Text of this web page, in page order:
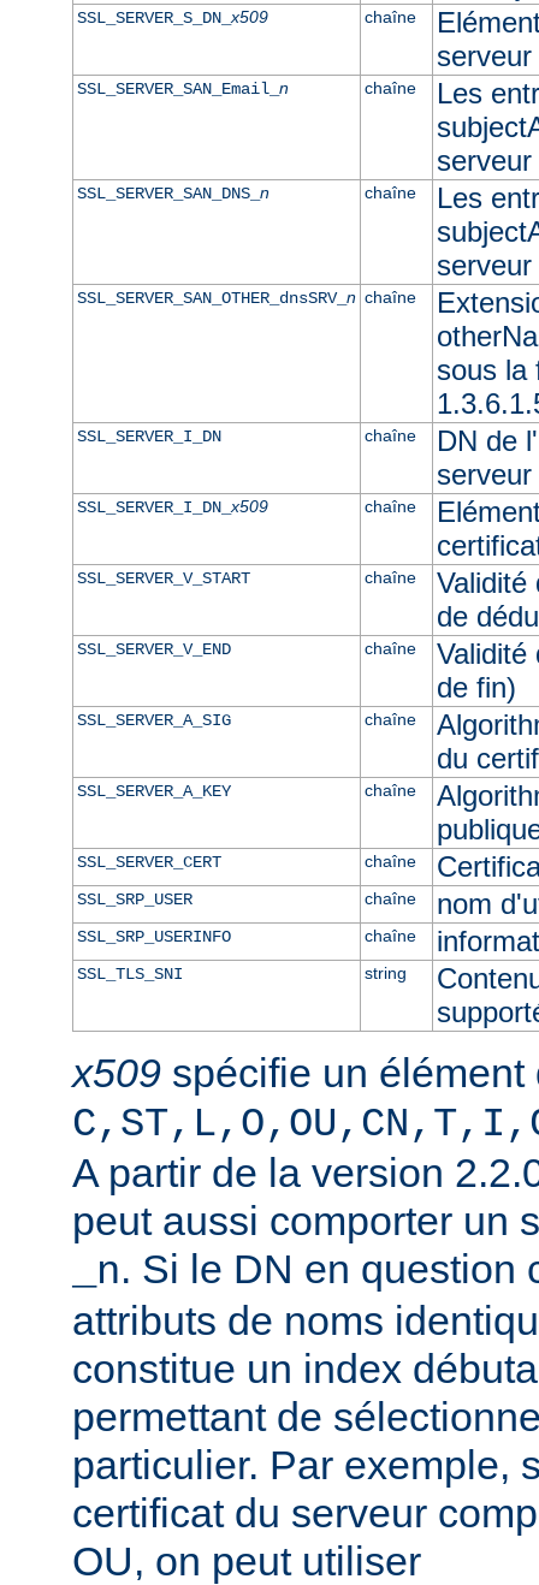
SSL_SERVER_S_DN_x509 chaîne
serveur
SSL_SERVER_SAN_Email_ n chaîne
Les
SSL_SERVER_SAN_DNS_ n chaîne
Les
SSL_SERVER_SAN_OTHER_dnsSRV_ n chaîne
sous la
SSL_SERVER_I_DN chaîne
DN de
serveur
SSL_SERVER_I_DN_x509 chaîne
SSL_SERVER_V_START chaîne
Validité
de
SSL_SERVER_V_END chaîne
Validité
de fin)
SSL_SERVER_A_SIG chaîne
du
SSL_SERVER_A_KEY chaîne
SSL_SERVER_CERT chaîne
SSL_SRP_USER chaîne nom
SSL_SRP_USERINFO chaîne
SSL_TLS_SNI string
x509 spécifie un
A partir de la version
peut aussi comporter un
_n. Si le DN en question
attributs de noms
constitue un index
permettant de
particulier. Par exemple,
certificat du serveur
OU, on peut utiliser